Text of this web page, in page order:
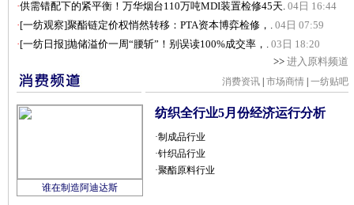
·供需错配下的紧平衡！万华烟台110万吨MDI装置检修45天. 04日 16:44
· [一纺观察]聚酯链定价权悄然转移：PTA资本博弈检修，. 04日 07:59
· [一纺日报]抛储溢价一周“腰斩”！别误读100%成交率，. 03日 18:20
>> 进入原料频道
消费资讯 市场商情 一纺贴吧
谁在制造阿迪达斯
纺织全行业5月份经济运行分析
·制成品行业
·针织品行业
·聚酯原料行业